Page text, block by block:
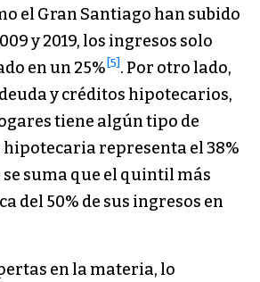
el Gran Santiago han subido
y 2019, los ingresos solo
en un 25% [5]. Por otro lado,
y créditos hipotecarios,
tiene algún tipo de
hipotecaria representa el 38%
suma que el quintil más
del 50% de sus ingresos en
en la materia, lo